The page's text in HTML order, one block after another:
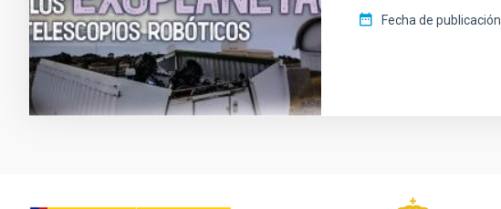
Fecha de publicación